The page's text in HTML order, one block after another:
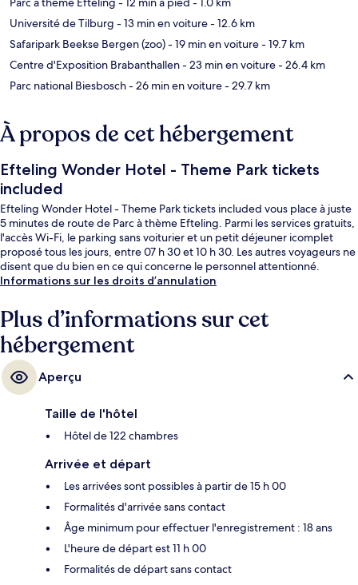
Université de Tilburg - 13 min en voiture- 12.6 km
Safaripark Beekse Bergen (zoo)- 19 min en voiture- 19.7 km
Centre d'Exposition Brabanthallen- 23 min en voiture- 26.4 km
Parc national Biesbosch- 26 min en voiture- 29.7 km
À propos de cet hébergement
Efteling Wonder Hotel - Theme Park tickets
included
Efteling Wonder Hotel - Theme Park tickets included vous place à juste
5 minutes de route de Parc à thème Efteling. Parmi les services gratuits,
l'accès Wi-Fi, le parking sans voiturier et un petit déjeuner icomplet
proposé tous les jours, entre 07 h 30 et 10 h 30. Les autres voyageurs ne
disent que du bien en ce qui concerne le personnel attentionné.
Informations sur les droits d’annulation
Plus d’informations sur cet
hébergement
Aperçu
Taille de l'hôtel
Hôtel de 122 chambres
Arrivée et départ
Les arrivées sont possibles à partir de 15 h 00
Formalités d'arrivée sans contact
Âge minimum pour effectuer l'enregistrement : 18 ans
L'heure de départ est 11 h 00
Formalités de départ sans contact